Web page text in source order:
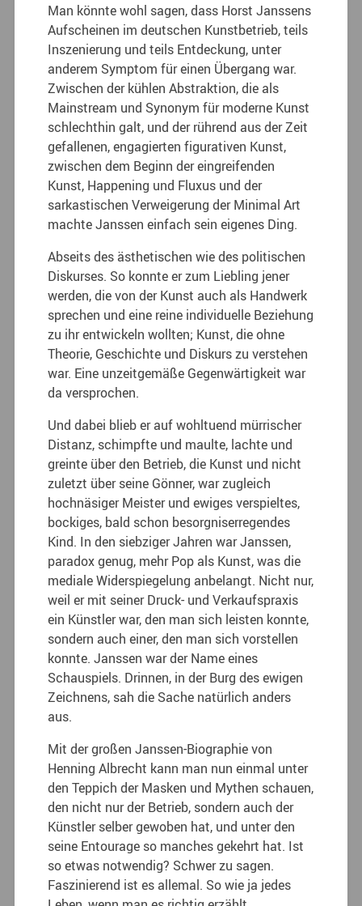
Man könnte wohl sagen, dass Horst Janssens
Aufscheinen im deutschen Kunstbetrieb, teils
Inszenierung und teils Entdeckung, unter
anderem Symptom für einen Übergang war.
Zwischen der kühlen Abstraktion, die als
Mainstream und Synonym für moderne Kunst
schlechthin galt, und der rührend aus der Zeit
gefallenen, engagierten figurativen Kunst,
zwischen dem Beginn der eingreifenden
Kunst, Happening und Fluxus und der
sarkastischen Verweigerung der Minimal Art
machte Janssen einfach sein eigenes Ding.
Abseits des ästhetischen wie des politischen
Diskurses. So konnte er zum Liebling jener
werden, die von der Kunst auch als Handwerk
sprechen und eine reine individuelle Beziehung
zu ihr entwickeln wollten; Kunst, die ohne
Theorie, Geschichte und Diskurs zu verstehen
war. Eine unzeitgemäße Gegenwärtigkeit war
da versprochen.
Und dabei blieb er auf wohltuend mürrischer
Distanz, schimpfte und maulte, lachte und
greinte über den Betrieb, die Kunst und nicht
zuletzt über seine Gönner, war zugleich
hochnäsiger Meister und ewiges verspieltes,
bockiges, bald schon besorgniserregendes
Kind. In den siebziger Jahren war Janssen,
paradox genug, mehr Pop als Kunst, was die
mediale Widerspiegelung anbelangt. Nicht nur,
weil er mit seiner Druck- und Verkaufspraxis
ein Künstler war, den man sich leisten konnte,
sondern auch einer, den man sich vorstellen
konnte. Janssen war der Name eines
Schauspiels. Drinnen, in der Burg des ewigen
Zeichnens, sah die Sache natürlich anders
aus.
Mit der großen Janssen-Biographie von
Henning Albrecht kann man nun einmal unter
den Teppich der Masken und Mythen schauen,
den nicht nur der Betrieb, sondern auch der
Künstler selber gewoben hat, und unter den
seine Entourage so manches gekehrt hat. Ist
so etwas notwendig? Schwer zu sagen.
Faszinierend ist es allemal. So wie ja jedes